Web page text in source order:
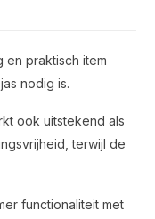
en praktisch item
nodig is.
ook uitstekend als
terwijl de
functionaliteit met